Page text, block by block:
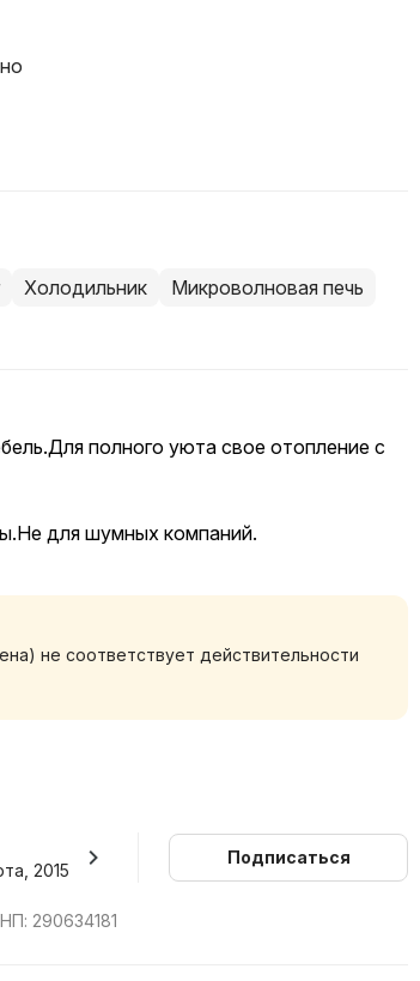
Холодильник
Микроволновая печь
полного уюта свое отопление с
для шумных компаний.
не соответствует действительности
2015
Подписаться
290634181